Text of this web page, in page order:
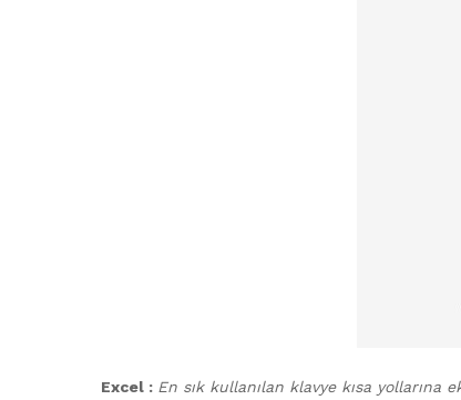
Excel : En sık kullanılan klavye kısa